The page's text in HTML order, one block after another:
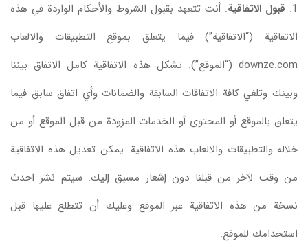
1. قبول الاتفاقية: أنت تتعهد بقبول الشروط والأحكام الواردة في هذه
الاتفاقية (“الاتفاقية”) فيما يتعلق بموقع التطبيقات والالعاب
downze.com (“الموقع”). تشكل هذه الاتفاقية كامل الاتفاق بيننا
وبينك وتلغي كافة الاتفاقات السابقة والضمانات وأي اتفاق سابق فيما
يتعلق بالموقع أو المحتوى أو الخدمات المزودة من قبل الموقع أو من
خلاله والتطبيقات والالعاب هذه الاتفاقية. يمكن تعديل هذه الاتفاقية
من وقت لآخر من قبلنا دون إشعار مسبق إليك. سيتم نشر احدث
نسخة من هذه الاتفاقية عبر الموقع وعليك أن تتطلع عليها قبل
استخدامك للموقع.